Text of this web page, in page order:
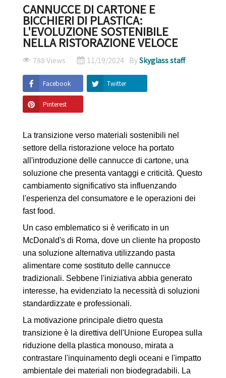
CANNUCCE DI CARTONE E
BICCHIERI DI PLASTICA:
L'EVOLUZIONE SOSTENIBILE
NELLA RISTORAZIONE VELOCE
788 Views 11/19/2024 BySkyglass staff
Facebook Twitter
Pinterest
La transizione verso materiali sostenibili nel
settore della ristorazione veloce ha portato
all'introduzione delle cannucce di cartone, una
soluzione che presenta vantaggi e criticità. Questo
cambiamento significativo sta influenzando
l'esperienza del consumatore e le operazioni dei
fast food.
Un caso emblematico si è verificato in un
McDonald's di Roma, dove un cliente ha proposto
una soluzione alternativa utilizzando pasta
alimentare come sostituto delle cannucce
tradizionali. Sebbene l'iniziativa abbia generato
interesse, ha evidenziato la necessità di soluzioni
standardizzate e professionali.
La motivazione principale dietro questa
transizione è la direttiva dell'Unione Europea sulla
riduzione della plastica monouso, mirata a
contrastare l'inquinamento degli oceani e l'impatto
ambientale dei materiali non biodegradabili. La